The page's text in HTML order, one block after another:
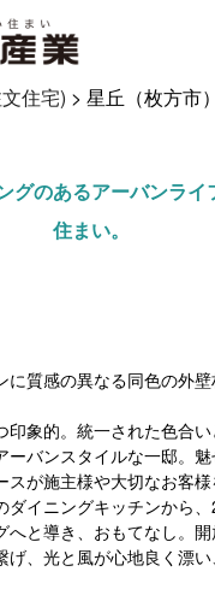
住宅) > 星丘（枚方市
グのあるアーバンライ
住まい。
に質感の異なる同色の外
印象的。統一された色合
ーバンスタイルな一邸。
が施主様や大切なお客様
ダイニングキッチンから
へと導き、おもてなし。
げ、光と風が心地良く漂